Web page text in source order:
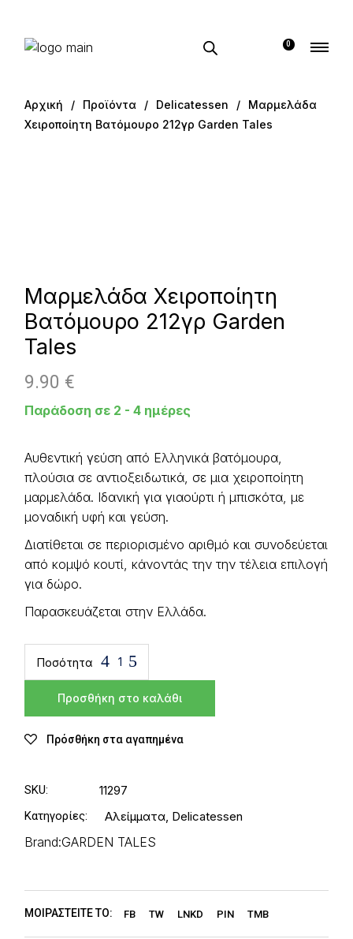
0
Αρχική Προϊόντα Delicatessen
Μαρμελάδα
Χειροποίητη Βατόμουρο 212γρ Garden Tales
Μαρμελάδα Χειροποίητη
Βατόμουρο 212γρ Garden
Tales
9.90 €
Παράδοση σε 2 - 4 ημέρες
Αυθεντική γεύση από Ελληνικά βατόμουρα,
πλούσια σε αντιοξειδωτικά, σε μια χειροποίητη
μαρμελάδα. Ιδανική για γιαούρτι ή μπισκότα, με
μοναδική υφή και γεύση.
Διατίθεται σε περιορισμένο αριθμό και συνοδεύεται
από κομψό κουτί, κάνοντάς την την τέλεια επιλογή
για δώρο.
Παρασκευάζεται στην Ελλάδα.
Ποσότητα
Μαρμελάδα Χειροποίητη Βατόμουρο 212γρ Garden
Προσθήκη στο καλάθι
Πρόσθήκη στα αγαπημένα
SKU: 11297
Κατηγορίες: Αλείμματα, Delicatessen
Brand:GARDEN TALES
ΜΟΙΡΑΣΤΕΊΤΕ ΤΟ: FB TW LNKD PIN TMB